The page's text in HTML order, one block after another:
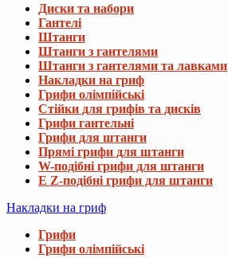
Диски та набори
Гантелі
Штанги
Штанги з гантелями
Штанги з гантелями та лавками
Накладки на гриф
Грифи олімпійські
Стійки для грифів та дисків
Грифи гантельні
Грифи для штанги
Прямі грифи для штанги
W-подібні грифи для штанги
E Z-подібні грифи для штанги
Накладки на гриф
Грифи
Грифи олімпійські